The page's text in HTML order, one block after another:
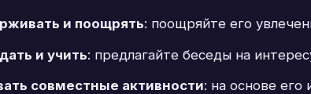
и поощрять: поощряйте его
и учить: предлагайте беседы на
совместные активности: на основе